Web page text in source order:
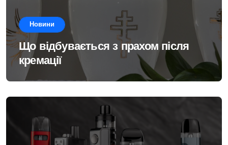
Новини
Що відбувається з прахом після
кремації